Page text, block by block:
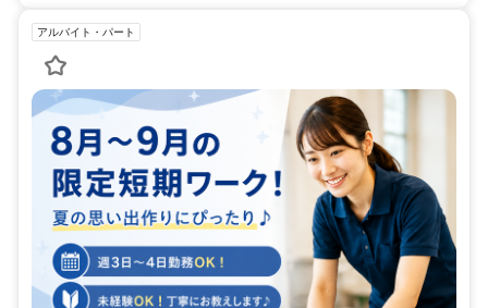
アルバイト・パート